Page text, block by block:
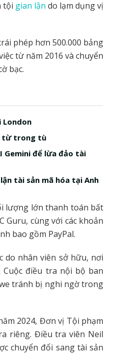
tội gian lận do lạm dụng vị
phép hơn 500.000 bảng
từ năm 2016 và chuyển
bạc.
từ trong tù
Gemini để lừa đảo tài
tài sản mã hóa tại Anh
lượng lớn thanh toán bất
Guru, cùng với các khoản
bao gồm PayPal.
do nhân viên sở hữu, nơi
điều tra nội bộ ban
tránh bị nghi ngờ trong
2024, Đơn vị Tội phạm
riêng. Điều tra viên Neil
chuyển đổi sang tài sản